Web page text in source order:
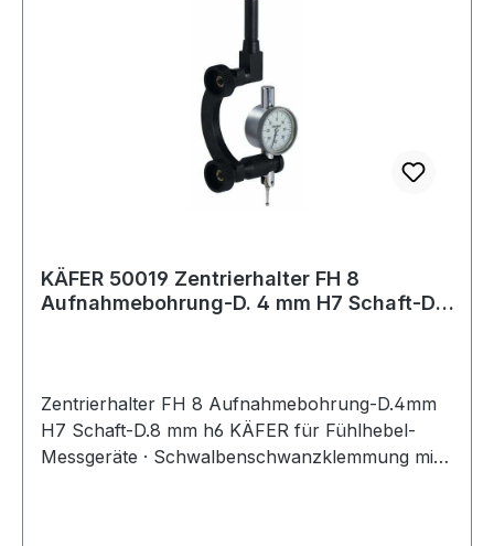
KÄFER 50019 Zentrierhalter FH 8
Aufnahmebohrung-D. 4 mm H7 Schaft-D.
Zentrierhalter FH 8 Aufnahmebohrung-D.4mm
H7 Schaft-D.8 mm h6 KÄFER für Fühlhebel-
Messgeräte · Schwalbenschwanzklemmung mit